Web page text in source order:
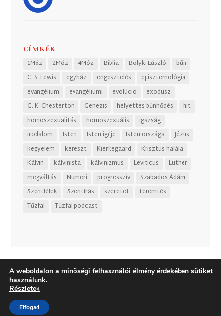
CÍMKÉK
1Móz 2Móz 4Móz Biblia Bolyki László
bűn
C. S. Lewis
egyház engesztelés
episztemológia
evangélium
evangéliumi evolúció
exodusz
G. K. Chesterton
Genezis helyettes bűnhődés
hit
homoszexualitás
homoszexuális
igazság
irodalom
Isten Isten igéje Isten országa
Jézus
kegyelem
kereszt Kierkegaard
Krisztus halála
Kálvin
kálvinista kálvinizmus Leviticus
Luther
megváltás
Numeri progresszív
Szabados Ádám
Szentlélek
Szentírás szeretet
teremtés
Tűzfal
Tűzfal podcast
Dizájn:
A weboldalon a minőségi felhasználói élmény érdekében sütiket
használunk.
Részletek
Elfogad